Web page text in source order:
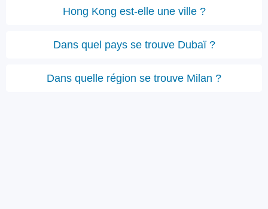
Hong Kong est-elle une ville ?
Dans quel pays se trouve Dubaï ?
Dans quelle région se trouve Milan ?